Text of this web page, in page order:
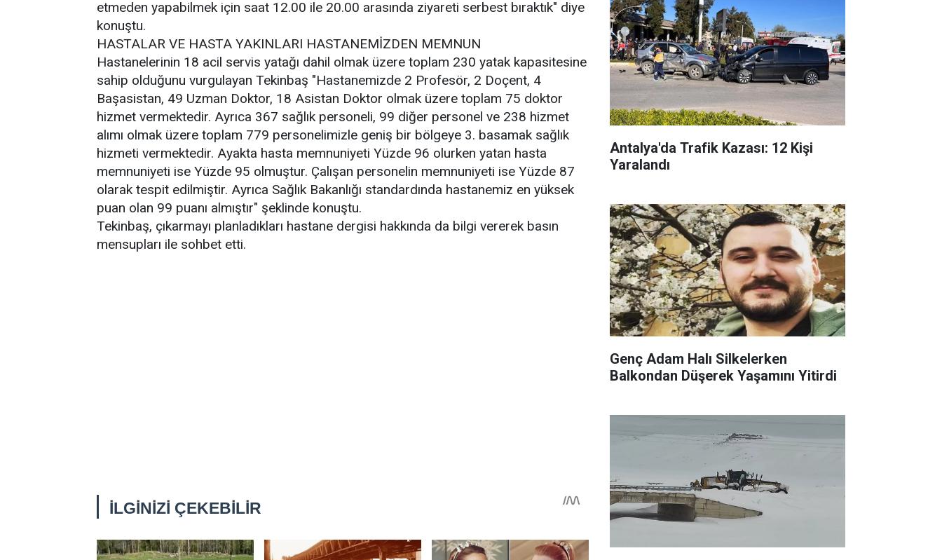
etmeden yapabilmek için saat 12.00 ile 20.00 arasında ziyareti serbest bıraktık" diye
konuştu.
HASTALAR VE HASTA YAKINLARI HASTANEMİZDEN MEMNUN
Hastanelerinin 18 acil servis yatağı dahil olmak üzere toplam 230 yatak kapasitesine
sahip olduğunu vurgulayan Tekinbaş "Hastanemizde 2 Profesör, 2 Doçent, 4
Başasistan, 49 Uzman Doktor, 18 Asistan Doktor olmak üzere toplam 75 doktor
hizmet vermektedir. Ayrıca 367 sağlık personeli, 99 diğer personel ve 238 hizmet
alımı olmak üzere toplam 779 personelimizle geniş bir bölgeye 3. basamak sağlık
hizmeti vermektedir. Ayakta hasta memnuniyeti Yüzde 96 olurken yatan hasta
memnuniyeti ise Yüzde 95 olmuştur. Çalışan personelin memnuniyeti ise Yüzde 87
olarak tespit edilmiştir. Ayrıca Sağlık Bakanlığı standardında hastanemiz en yüksek
puan olan 99 puanı almıştır" şeklinde konuştu.
Tekinbaş, çıkarmayı planladıkları hastane dergisi hakkında da bilgi vererek basın
mensupları ile sohbet etti.
Antalya'da Trafik Kazası: 12 Kişi
Yaralandı
Genç Adam Halı Silkelerken
Balkondan Düşerek Yaşamını Yitirdi